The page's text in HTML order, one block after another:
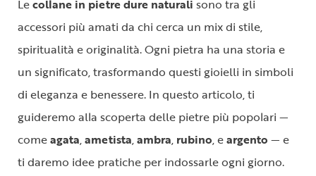
Lecollane in pietre dure naturali sono tra gli
accessori più amati da chi cerca un mix di stile,
spiritualità e originalità. Ogni pietra ha una storia e
un significato, trasformando questi gioielli in simboli
di eleganza e benessere. In questo articolo, ti
guideremo alla scoperta delle pietre più popolari —
comeagata,ametista,ambra, rubino, eargento — e
ti daremo idee pratiche per indossarle ogni giorno.